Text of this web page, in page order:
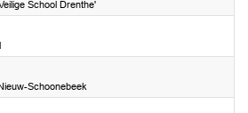
School Drenthe'
Schoonebeek